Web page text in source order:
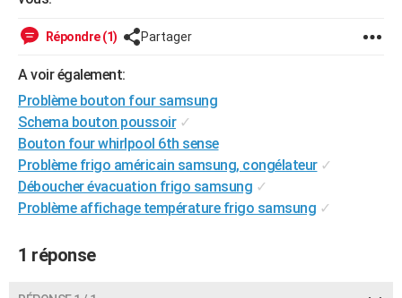
Art de vivre
Bien-être
Loisirs
Mode
Modes de vie
SANTE
Alimentation
Guide de la santé
Maladies
Médicaments
Sommeil
VOYAGE
Destinations
City break
Voyage nature
Voyage de noces
Forum
Climat
+PHOTO
GUIDES D'ACHAT
BONS PLANS
CARTE DE VOEUX
Carte de Noël
Carte Bonne année
Carte Saint-Valentin
Carte Pâques
Carte d'anniversaire
DICTIONNAIRE
PROGRAMME TV
Répondre (1) Partager
A voir également:
Problème bouton four samsung
Schema bouton poussoir ✓
Bouton four whirlpool 6th sense
Problème frigo américain samsung, congélateur ✓
Déboucher évacuation frigo samsung ✓
Problème affichage température frigo samsung ✓
1 réponse